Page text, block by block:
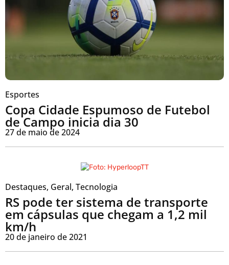
Esportes
Copa Cidade Espumoso de Futebol
de Campo inicia dia 30
27 de maio de 2024
Destaques, Geral, Tecnologia
RS pode ter sistema de transporte
em cápsulas que chegam a 1,2 mil
km/h
20 de janeiro de 2021